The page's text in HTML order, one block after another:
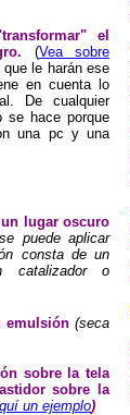
el
(Vea sobre
le harán ese
en cuenta lo
De cualquier
se hace porque
una pc y una
lugar oscuro
puede aplicar
consta de un
catalizador o
emulsión(seca
sobre la tela
sobre la
un ejemplo)